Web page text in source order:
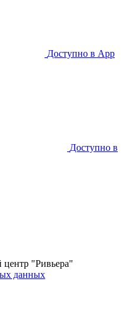
Доступно в App
Доступно в
центр "Ривьера"
данных